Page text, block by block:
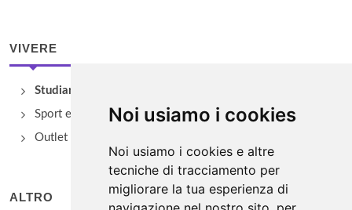
Noi usiamo i cookies
Noi usiamo i cookies e altre
tecniche di tracciamento per
migliorare la tua esperienza di
VIVERE
Studiare
Sport e Benessere
Outlet e spacci aziendali
ALTRO